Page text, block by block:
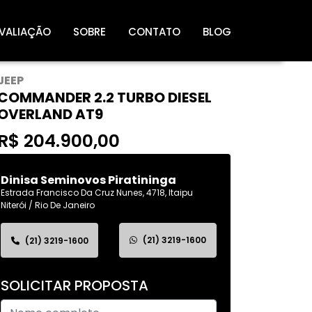
SOBRE CONTATO BLOG
2.2 TURBO DIESEL
AT9
204.900,00
Dinisa Seminovos Piratininga
Estrada Francisco Da Cruz Nunes, 4718, Itaipu
Niterói / Rio De Janeiro
(21) 3219-1600 (21) 3219-1600
SOLICITAR PROPOSTA